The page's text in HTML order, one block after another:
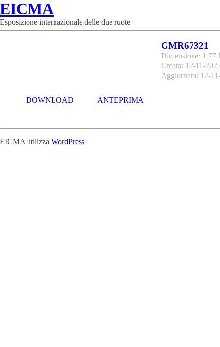
EICMA
Esposizione internazionale delle due ruote
GMR67321
Dimensione: 1.77
Creata: 12-11-
Aggiornato: 12-
DOWNLOAD ANTEPRIMA
EICMA utilizza WordPress